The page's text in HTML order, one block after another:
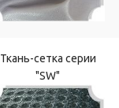
Ткань-сетка серии
"SW"